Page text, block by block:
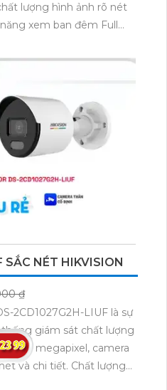
lượng hình ảnh rõ nét
xem ban đêm Full
lẫn ban đêm. Sử dụng
camera không bị giảm
liệu. Thiết bị còn được
chắn, thu âm và phát lại
an tâm cho người sử
SẮC NÉT HIKVISION
₫
2CD1027G2H-LIUF là sự
giám sát chất lượng
2.0 megapixel, camera
và chi tiết. Chất lượng